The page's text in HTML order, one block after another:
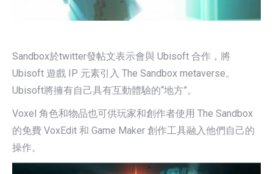
Sandbox於twitter發帖文表示會與 Ubisoft 合作，將
Ubisoft 遊戲 IP 元素引入 The Sandbox metaverse。
Ubisoft將擁有自己具有互動體驗的“地方”。
Voxel 角色和物品也可供玩家和創作者使用 The Sandbox
的免費 VoxEdit 和 Game Maker 創作工具融入他們自己的
操作。